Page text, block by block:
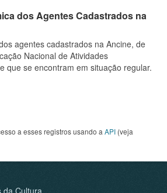
dos Agentes Cadastrados na
agentes cadastrados na Ancine, de
Nacional de Atividades
que se encontram em situação regular.
a esses registros usando a API (veja
da Cultura